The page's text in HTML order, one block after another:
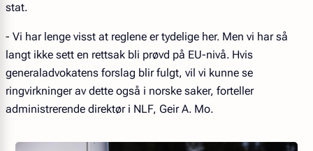
stat.
- Vi har lenge visst at reglene er tydelige her. Men vi har så
langt ikke sett en rettsak bli prøvd på EU-nivå. Hvis
generaladvokatens forslag blir fulgt, vil vi kunne se
ringvirkninger av dette også i norske saker, forteller
administrerende direktør i NLF, Geir A. Mo.